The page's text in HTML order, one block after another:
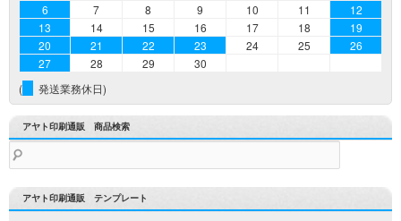
6
7 8 9 10 11
12
13
14 15 16 17 18
19
20
21 22 23 24 25
26
27
28 29
30
(
発送業務休日)
アヤト印刷通販 商品検索
検
索:
アヤト印刷通販 テンプレート